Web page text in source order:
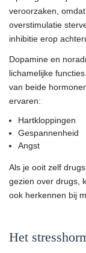
veroorzaken,
overstimulatie
inhibitie erop
Dopamine en
lichamelijke
van beide
ervaren:
Hartkloppingen
Gespannenheid
Angst
Als je ooit zelf
gezien over drugs,
ook herkennen bij
Het